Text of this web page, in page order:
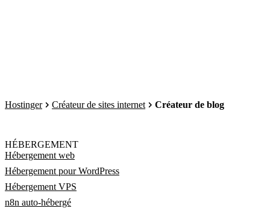
Hostinger Créateur de sites internet Créateur de blog
HÉBERGEMENT
Hébergement web
Hébergement pour WordPress
Hébergement VPS
n8n auto-hébergé